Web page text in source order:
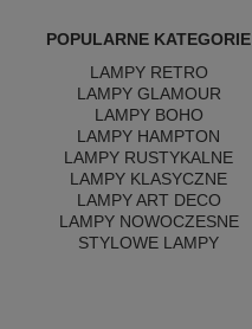
POPULARNE KATEGORIE
LAMPY RETRO
LAMPY GLAMOUR
LAMPY BOHO
LAMPY HAMPTON
LAMPY RUSTYKALNE
LAMPY KLASYCZNE
LAMPY ART DECO
LAMPY NOWOCZESNE
STYLOWE LAMPY